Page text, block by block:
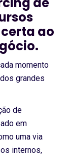
ao
momento
grandes
de
em
uma via
internos,